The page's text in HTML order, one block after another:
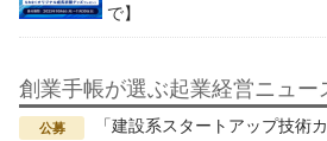
で】
創業手帳が選ぶ起業経営ニュー
「建設系スタートアップ技術